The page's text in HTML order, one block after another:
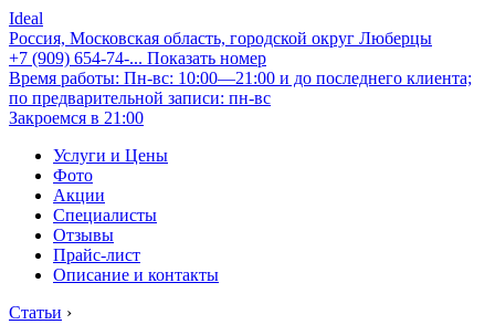
Ideal
Россия, Московская область, городской округ Люберцы
+7 (909) 654-74-... Показать номер
Время работы: Пн-вс: 10:00—21:00 и до последнего клиента;
по предварительной записи: пн-вс
Закроемся в 21:00
Услуги и Цены
Фото
Акции
Специалисты
Отзывы
Прайс-лист
Описание и контакты
Статьи ›